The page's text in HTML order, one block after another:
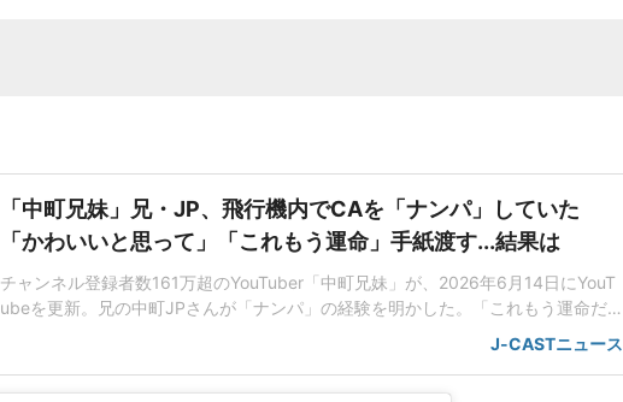
「中町兄妹」兄・JP、飛行機内でCAを「ナンパ」していた
「かわいいと思って」「これもう運命」手紙渡す...結果は
チャンネル登録者数161万超のYouTuber「中町兄妹」が、2026年6月14日にYouT
ubeを更新。兄の中町JPさんが「ナンパ」の経験を明かした。「これもう運命だ
と思って」家族でハワイを訪れた帰りの飛行機で、「キャビンアテンダントの方
が、正直めっちゃかわいかった」「眠れないぐらい。寝顔見られたくないねえな
J-CASTニュース